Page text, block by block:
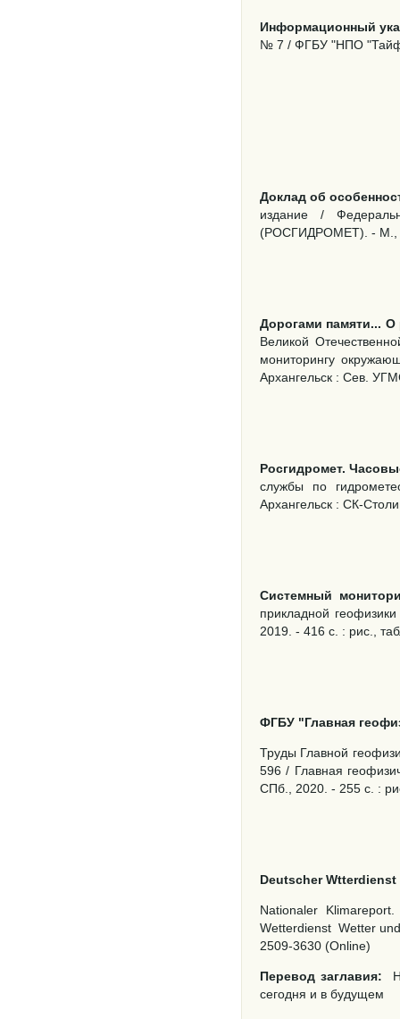
Информационный
№ 7 / ФГБУ "НПО
Доклад об
издание /
(РОСГИДРОМЕТ). - М.,
Дорогами памяти... О
Великой
мониторингу
Архангельск : Сев.
Росгидромет.
службы по
Архангельск : СК-
Системный
прикладной
2019. - 416 с. : рис.,
ФГБУ "Главная
Труды Главной
596 / Главная
СПб., 2020. - 255 с. :
Deutscher
Nationaler
Wetterdienst Wetter
2509-3630 (Online)
Перевод заглавия:
сегодня и в будущем